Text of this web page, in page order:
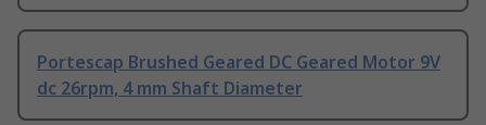
Portescap Brushed Geared DC Geared Motor 9V
dc 26rpm, 4 mm Shaft Diameter